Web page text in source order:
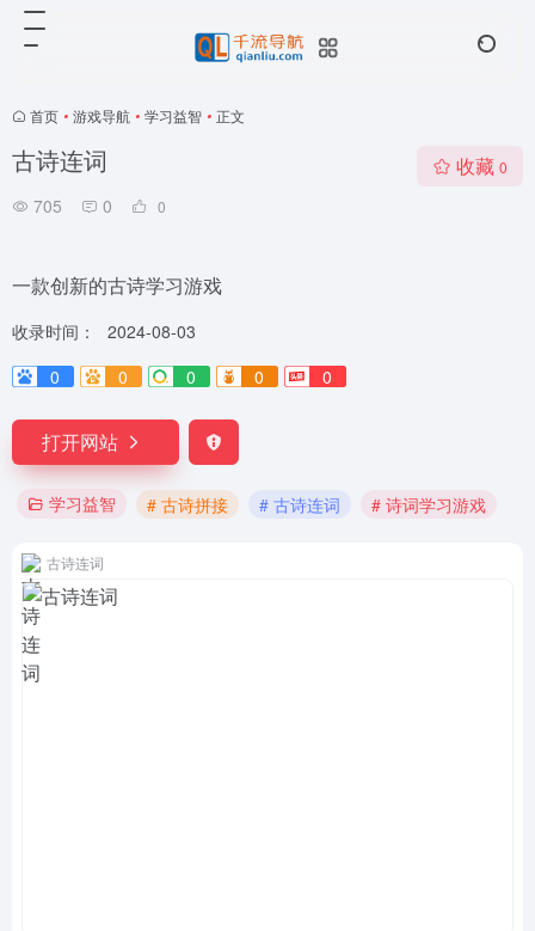
首页 • 游戏导航 • 学习益智 • 正文
古诗连词
705 0 0
收藏 0
一款创新的古诗学习游戏
收录时间：
2024-08-03
0
0 0 0 0
打开网站
学习益智 # 古诗拼接 # 古诗连词 # 诗词学习游戏
古诗连词